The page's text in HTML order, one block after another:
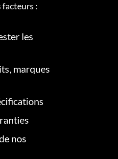
facteurs :
les
marques
nos